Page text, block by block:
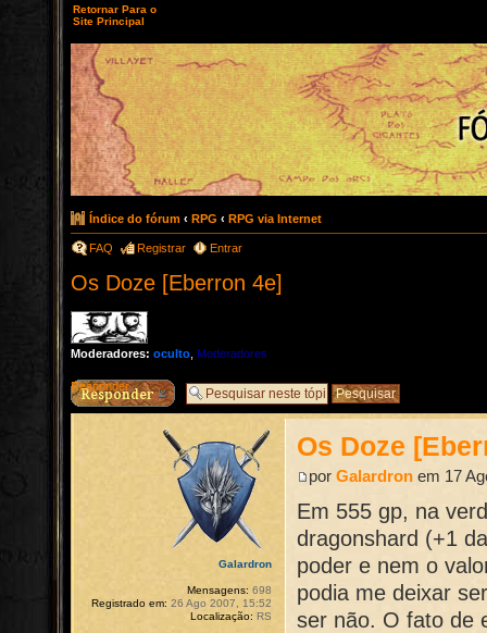
Retornar Para o
Site Principal
Índice do fórum ‹ RPG ‹ RPG via Internet
FAQ Registrar Entrar
Os Doze [Eberron 4e]
Moderadores: oculto Moderadores
Responder
Os Doze
porGalardron em 17
Em 555 gp, na
dragonshard (+1
poder e nem o
podia me deixar
ser não. O fato de
Galardron
Mensagens: 698
Registrado em: 26 Ago 2007, 15:52
Localização: RS